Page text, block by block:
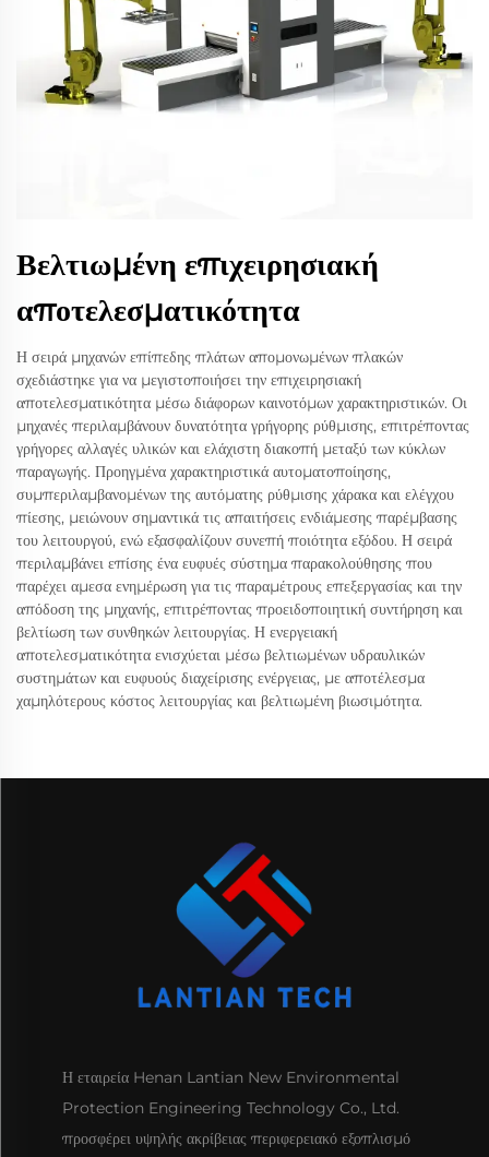
Βελτιωμένη επιχειρησιακή
αποτελεσματικότητα
Η σειρά μηχανών επίπεδης πλάτων απομονωμένων πλακών
σχεδιάστηκε για να μεγιστοποιήσει την επιχειρησιακή
αποτελεσματικότητα μέσω διάφορων καινοτόμων χαρακτηριστικών. Οι
μηχανές περιλαμβάνουν δυνατότητα γρήγορης ρύθμισης, επιτρέποντας
γρήγορες αλλαγές υλικών και ελάχιστη διακοπή μεταξύ των κύκλων
παραγωγής. Προηγμένα χαρακτηριστικά αυτοματοποίησης,
συμπεριλαμβανομένων της αυτόματης ρύθμισης χάρακα και ελέγχου
πίεσης, μειώνουν σημαντικά τις απαιτήσεις ενδιάμεσης παρέμβασης
του λειτουργού, ενώ εξασφαλίζουν συνεπή ποιότητα εξόδου. Η σειρά
περιλαμβάνει επίσης ένα ευφυές σύστημα παρακολούθησης που
παρέχει αμεσα ενημέρωση για τις παραμέτρους επεξεργασίας και την
απόδοση της μηχανής, επιτρέποντας προειδοποιητική συντήρηση και
βελτίωση των συνθηκών λειτουργίας. Η ενεργειακή
αποτελεσματικότητα ενισχύεται μέσω βελτιωμένων υδραυλικών
συστημάτων και ευφυούς διαχείρισης ενέργειας, με αποτέλεσμα
χαμηλότερους κόστος λειτουργίας και βελτιωμένη βιωσιμότητα.
Η εταιρεία Henan Lantian New Environmental
Protection Engineering Technology Co., Ltd.
προσφέρει υψηλής ακρίβειας περιφερειακό εξοπλισμό